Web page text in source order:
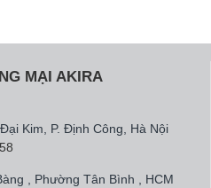
MẠI AKIRA
Kim, P. Định Công, Hà Nội
, Phường Tân Bình , HCM